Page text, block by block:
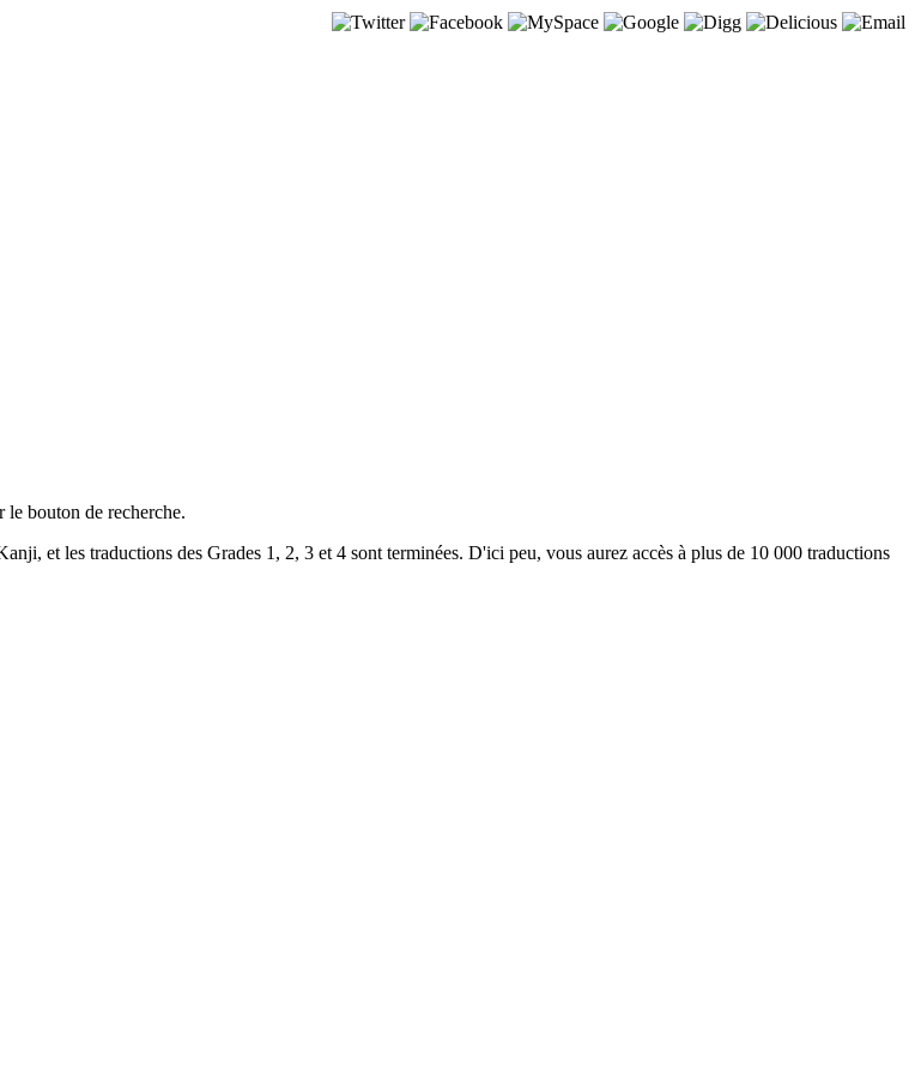
bouton de recherche.
et les traductions des Grades 1, 2, 3 et 4 sont terminées. D'ici peu, vous aurez accès à plus de 10 000 traductions